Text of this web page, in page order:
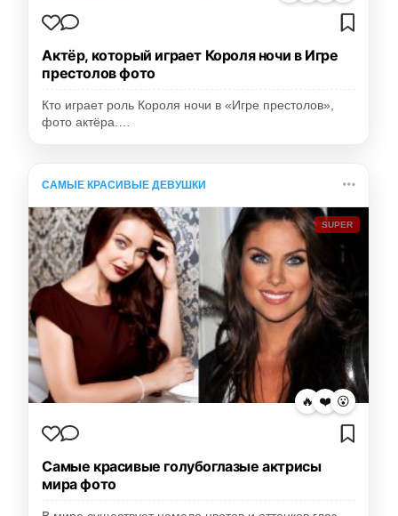
Актёр, который играет Короля ночи в Игре
престолов фото
Кто играет роль Короля ночи в «Игре престолов»,
фото актёра.…
САМЫЕ КРАСИВЫЕ ДЕВУШКИ
SUPER
🔥 ❤️ 😮
Самые красивые голубоглазые актрисы
мира фото